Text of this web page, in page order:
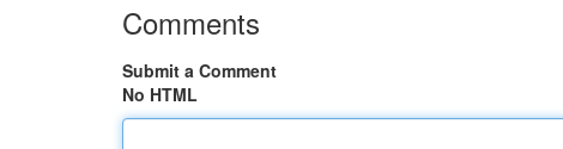
Comments
Submit a Comment
No HTML